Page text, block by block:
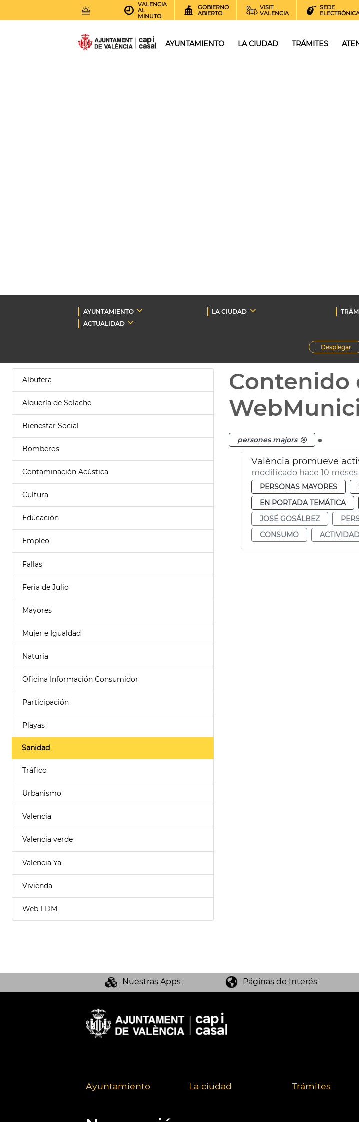
AEMET.GRADOS
VALENCIA
AL
MINUTO
GOBIERNO
ABIERTO
VISIT
VALENCIA
SEDE
AYUNTAMIENTO LA CIUDAD TRÁMITES
AYUNTAMIENTO LA CIUDAD
ACTUALIDAD
Desplegar
Albufera
Alquería de Solache
Bienestar Social
Bomberos
Contaminación Acústica
Cultura
Educación
Empleo
Fallas
Feria de Julio
Mayores
Mujer e Igualdad
Naturia
Oficina Información Consumidor
Participación
Playas
Sanidad
Tráfico
Urbanismo
Valencia
Valencia verde
Valencia Ya
Vivienda
Web FDM
Contenido
persones majors .
València promueve
modificado hace 10 meses
PERSONAS MAYORES
EN PORTADA TEMÁTICA
JOSÉ GOSÁLBEZ
CONSUMO
Nuestras Apps Páginas de Interés
Ayuntamiento La ciudad Trámites